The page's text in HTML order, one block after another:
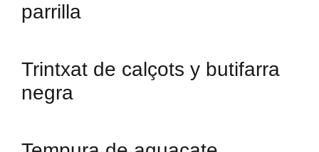
parrilla
Trintxat de calçots y butifarra
negra